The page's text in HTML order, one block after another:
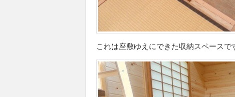
これは座敷ゆえにできた収納スペースで